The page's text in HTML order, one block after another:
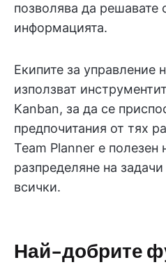
позволява да решавате
информацията.
Екипите за управление
използват
Kanban, за да се
предпочитания от тях
Team Planner е полезен
разпределяне на
всички.
Най-добрите